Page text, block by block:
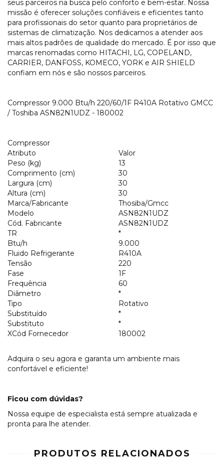
seus parceiros na busca pelo conforto e bem-estar. Nossa
missão é oferecer soluções confiáveis e eficientes tanto
para profissionais do setor quanto para proprietários de
sistemas de climatização. Nos dedicamos a atender aos
mais altos padrões de qualidade do mercado. É por isso que
marcas renomadas como HITACHI, LG, COPELAND,
CARRIER, DANFOSS, KOMECO, YORK e AIR SHIELD
confiam em nós e são nossos parceiros.
Compressor 9.000 Btu/h 220/60/1F R410A Rotativo GMCC
/ Toshiba ASN82N1UDZ - 180002
Compressor
Atributo
Valor
Peso (kg)
13
Comprimento (cm)
30
Largura (cm)
30
Altura (cm)
30
Marca/Fabricante
Thosiba/Gmcc
Modelo
ASN82N1UDZ
Cód. Fabricante
ASN82N1UDZ
TR
*
Btu/h
9.000
Fluido Refrigerante
R410A
Tensão
220
Fase
1F
Frequência
60
Diâmetro
*
Tipo
Rotativo
Substituído
*
Substituto
*
XCód Fornecedor
180002
Adquira o seu agora e garanta um ambiente mais
confortável e eficiente!
Ficou com dúvidas?
Nossa equipe de especialista está sempre atualizada e
pronta para lhe atender.
PRODUTOS RELACIONADOS